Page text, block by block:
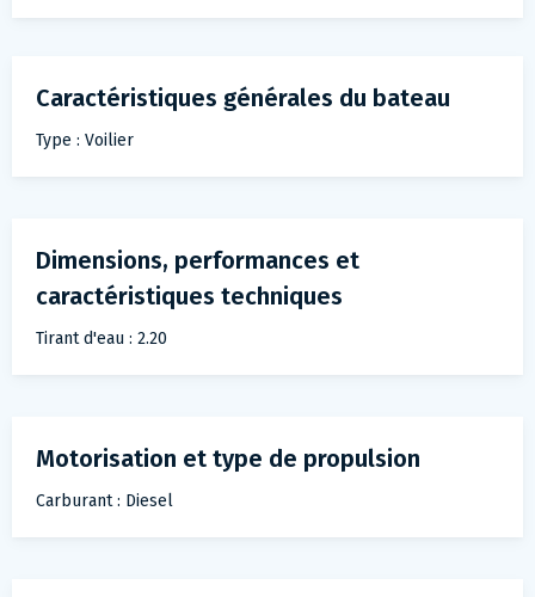
Caractéristiques générales du bateau
Type : Voilier
Dimensions, performances et
caractéristiques techniques
Tirant d'eau : 2.20
Motorisation et type de propulsion
Carburant : Diesel